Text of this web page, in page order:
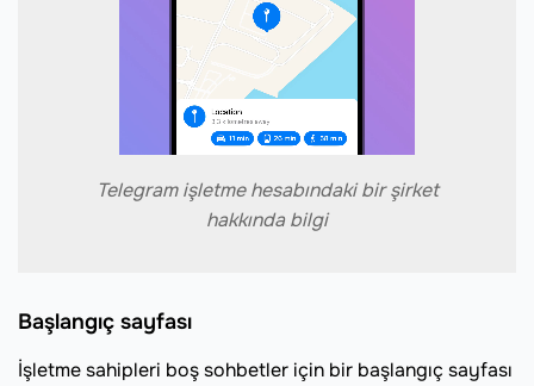
Telegram işletme hesabındaki bir şirket
hakkında bilgi
Başlangıç sayfası
İşletme sahipleri boş sohbetler için bir başlangıç sayfası